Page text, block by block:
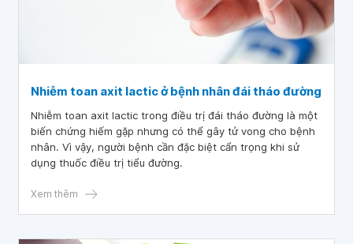
Nhiễm toan axit lactic ở bệnh nhân đái tháo đường
Nhiễm toan axit lactic trong điều trị đái tháo đường là một
biến chứng hiếm gặp nhưng có thể gây tử vong cho bệnh
nhân. Vì vậy, người bệnh cần đặc biệt cẩn trọng khi sử
dụng thuốc điều trị tiểu đường.
Xem thêm